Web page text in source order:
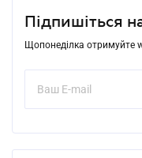
Підпишіться
Щопонеділка отримуйте